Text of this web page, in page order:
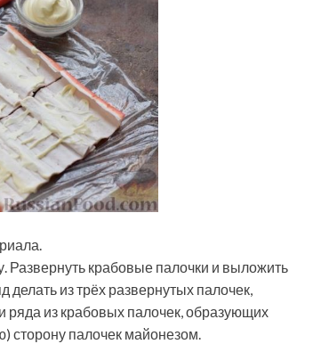
Развернуть крабовые палочки и выложить
из трёх развернутых палочек,
ряда из крабовых палочек, образующих
сторону палочек майонезом.